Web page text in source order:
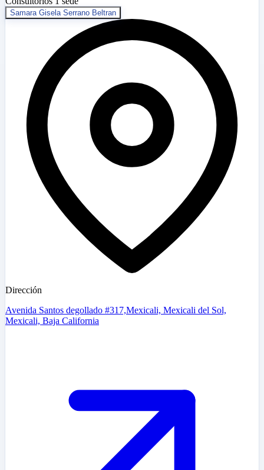
Samara Gisela Serrano Beltran
Dirección
Avenida Santos degollado #317,Mexicali, Mexicali del Sol,
Mexicali, Baja California